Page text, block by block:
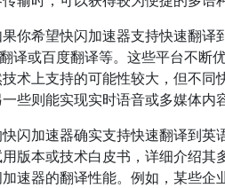
你希望快闪加速器支持快速翻
译或百度翻译等。这些平台不断
术上支持的可能性较大，但不
些则能实现实时语音或多媒体内
闪加速器确实支持快速翻译到
版本或技术白皮书，详细介绍
速器的翻译性能。例如，某些